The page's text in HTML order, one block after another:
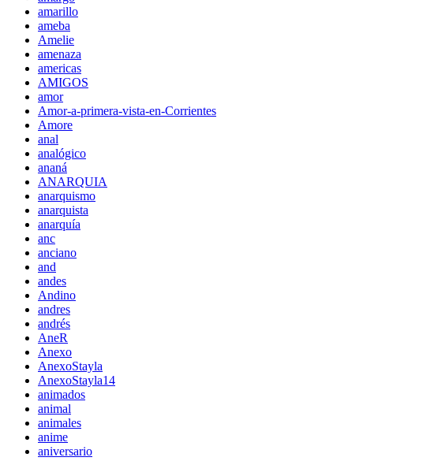
amarillo
ameba
Amelie
amenaza
americas
AMIGOS
amor
Amor-a-primera-vista-en-Corrientes
Amore
anal
analógico
ananá
ANARQUIA
anarquismo
anarquista
anarquía
anc
anciano
and
andes
Andino
andres
andrés
AneR
Anexo
AnexoStayla
AnexoStayla14
animados
animal
animales
anime
aniversario